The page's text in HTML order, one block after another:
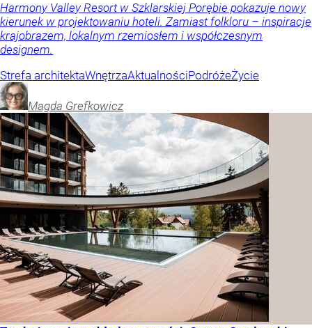
Harmony Valley Resort w Szklarskiej Porębie pokazuje nowy
kierunek w projektowaniu hoteli. Zamiast folkloru – inspiracje
krajobrazem, lokalnym rzemiosłem i współczesnym
designem.
Strefa architektaWnętrzaAktualnościPodróżeŻycie
Magda Grefkowicz